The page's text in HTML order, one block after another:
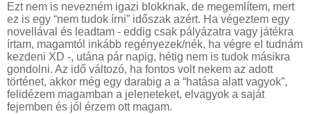
Ezt nem is nevezném igazi blokknak, de megemlítem, mert
ez is egy “nem tudok írni” időszak azért. Ha végeztem egy
novellával és leadtam - eddig csak pályázatra vagy játékra
írtam, magamtól inkább regényezek/nék, ha végre el tudnám
kezdeni XD -, utána pár napig, hétig nem is tudok másikra
gondolni. Az idő változó, ha fontos volt nekem az adott
történet, akkor még egy darabig a a “hatása alatt vagyok”,
felidézem magamban a jeleneteket, elvagyok a saját
fejemben és jól érzem ott magam.